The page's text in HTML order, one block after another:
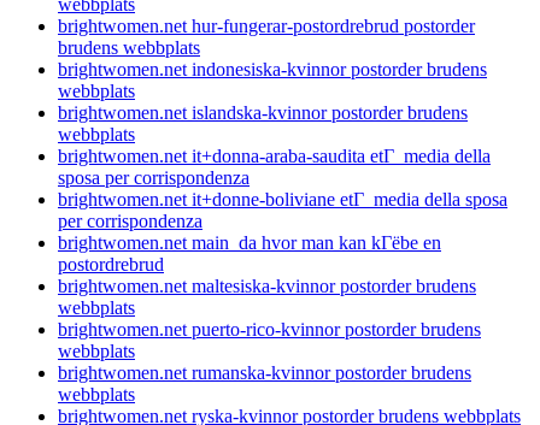
webbplats
brightwomen.net hur-fungerar-postordrebrud postorder
brudens webbplats
brightwomen.net indonesiska-kvinnor postorder brudens
webbplats
brightwomen.net islandska-kvinnor postorder brudens
webbplats
brightwomen.net it+donna-araba-saudita etГ media della
sposa per corrispondenza
brightwomen.net it+donne-boliviane etГ media della sposa
per corrispondenza
brightwomen.net main_da hvor man kan kГёbe en
postordrebrud
brightwomen.net maltesiska-kvinnor postorder brudens
webbplats
brightwomen.net puerto-rico-kvinnor postorder brudens
webbplats
brightwomen.net rumanska-kvinnor postorder brudens
webbplats
brightwomen.net ryska-kvinnor postorder brudens webbplats